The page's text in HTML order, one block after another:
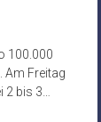
100.000
. Am Freitag
bis 3…